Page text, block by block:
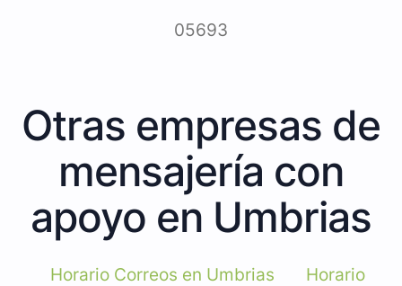
05693
Otras empresas de
mensajería con
apoyo en Umbrias
Horario Correos en Umbrias Horario